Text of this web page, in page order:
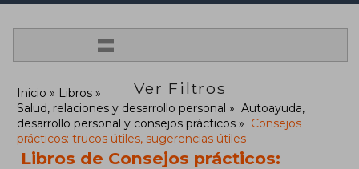
=
Ver Filtros
Inicio
Libros
Salud, relaciones y desarrollo personal
Autoayuda,
desarrollo personal y consejos prácticos
Consejos
prácticos: trucos útiles, sugerencias útiles
Libros de Consejos prácticos: